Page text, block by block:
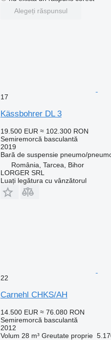
Alegeți răspunsul
17
Kässbohrer DL 3
19.500 EUR ≈ 102.300 RON
Semiremorcă basculantă
2019
Bară de suspensie pneumo/
România, Tarcea, Bihor
LORGER SRL
Luați legătura cu vânzătorul
22
Carnehl CHKS/AH
14.500 EUR ≈ 76.080 RON
Semiremorcă basculantă
2012
Volum 28 m³ Greutate proprie